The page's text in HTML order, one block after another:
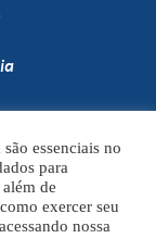
PROIBIDOS PARA
DEPENDÊNCIA
SAÚDE. BEBA COM
essenciais no
para
de
exercer seu
nossa